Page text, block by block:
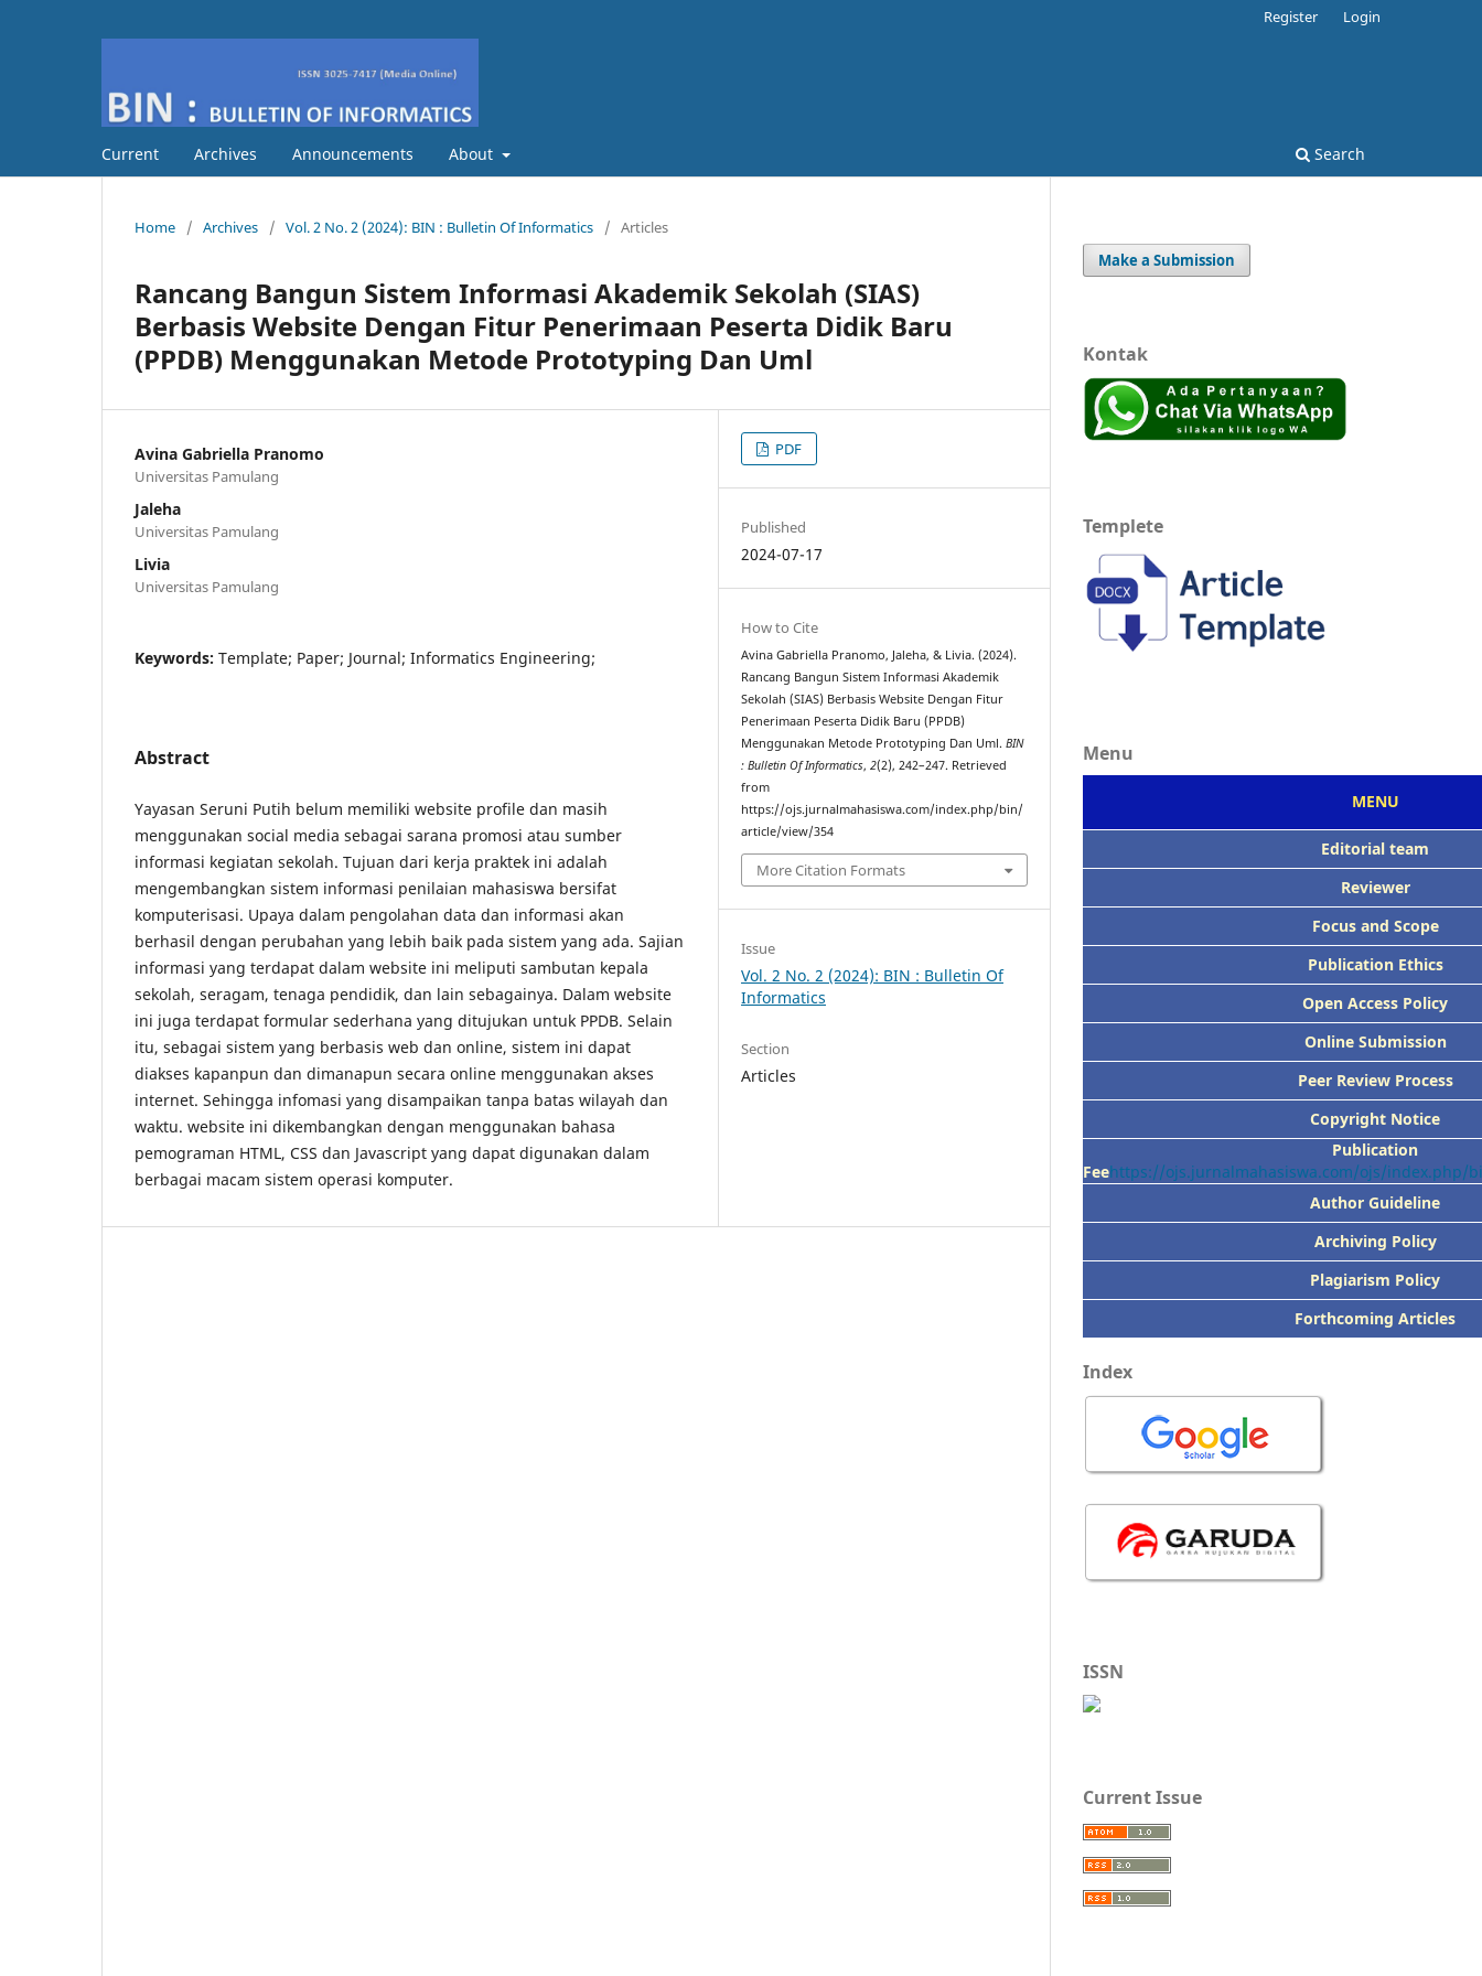
Current Archives Announcements About Search
Register Login
Home / Archives / Vol. 2 No. 2 (2024): BIN : Bulletin Of Informatics / Articles
Rancang Bangun Sistem Informasi Akademik Sekolah (SIAS)
Berbasis Website Dengan Fitur Penerimaan Peserta Didik Baru
(PPDB) Menggunakan Metode Prototyping Dan Uml
Avina Gabriella Pranomo
Universitas Pamulang
Jaleha
Universitas Pamulang
Livia
Universitas Pamulang
Keywords: Template; Paper; Journal; Informatics Engineering;
Abstract
Yayasan Seruni Putih belum memiliki website profile dan masih
menggunakan social media sebagai sarana promosi atau sumber
informasi kegiatan sekolah. Tujuan dari kerja praktek ini adalah
mengembangkan sistem informasi penilaian mahasiswa bersifat
komputerisasi. Upaya dalam pengolahan data dan informasi akan
berhasil dengan perubahan yang lebih baik pada sistem yang ada. Sajian
informasi yang terdapat dalam website ini meliputi sambutan kepala
sekolah, seragam, tenaga pendidik, dan lain sebagainya. Dalam website
ini juga terdapat formular sederhana yang ditujukan untuk PPDB. Selain
itu, sebagai sistem yang berbasis web dan online, sistem ini dapat
diakses kapanpun dan dimanapun secara online menggunakan akses
internet. Sehingga infomasi yang disampaikan tanpa batas wilayah dan
waktu. website ini dikembangkan dengan menggunakan bahasa
pemograman HTML, CSS dan Javascript yang dapat digunakan dalam
berbagai macam sistem operasi komputer.
PDF
Published
2024-07-17
How to Cite
Avina Gabriella Pranomo, Jaleha, & Livia. (2024).
Rancang Bangun Sistem Informasi Akademik
Sekolah (SIAS) Berbasis Website Dengan Fitur
Penerimaan Peserta Didik Baru (PPDB)
Menggunakan Metode Prototyping Dan Uml.BIN
: Bulletin Of Informatics,2(2), 242–247. Retrieved
from
https://ojs.jurnalmahasiswa.com/index.php/bin/
article/view/354
More Citation Formats
Issue
Vol. 2 No. 2 (2024): BIN : Bulletin Of
Informatics
Section
Articles
Make a Submission
Kontak
Templete
Menu
MENU
Editorial team
Reviewer
Focus and Scope
Publication Ethics
Open Access Policy
Online Submission
Peer Review Process
Copyright Notice
Publication
Feehttps://ojs.jurnalmahasiswa.com/ojs/index.php/
Author Guideline
Archiving Policy
Plagiarism Policy
Forthcoming Articles
Index
ISSN
Current Issue